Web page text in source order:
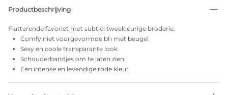
Productbeschrijving
Flatterende favoriet met subtiel tweekleurige broderie.
Comfy niet voorgevormde bh met beugel
Sexy en coole transparante look
Schouderbandjes om te laten zien
Een intense en levendige rode kleur